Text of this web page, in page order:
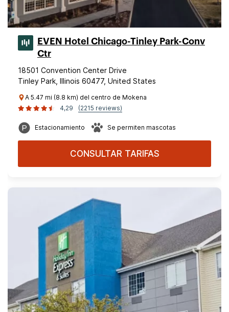
EVEN Hotel Chicago-Tinley Park-Conv
Ctr
18501 Convention Center Drive
Tinley Park, Illinois 60477, United States
A 5.47 mi (8.8 km) del centro de Mokena
4,29
(2215 reviews)
Estacionamiento Se permiten mascotas
CONSULTAR TARIFAS